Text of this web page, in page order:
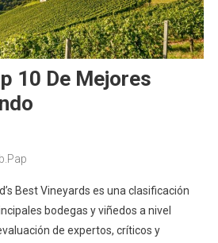
10 De Mejores
Best Vineyards es una clasificación
bodegas y viñedos a nivel
de expertos, críticos y